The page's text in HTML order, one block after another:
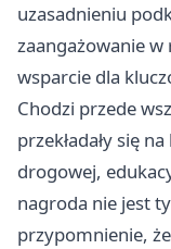
uzasadnieniu
zaangażowanie w
wsparcie dla
Chodzi przede
przekładały się
drogowej,
nagroda nie jest
przypomnienie,